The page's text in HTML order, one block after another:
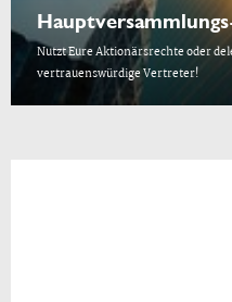
Nutzt Eure Aktionärsrechte oder
vertrauenswürdige Vertreter!